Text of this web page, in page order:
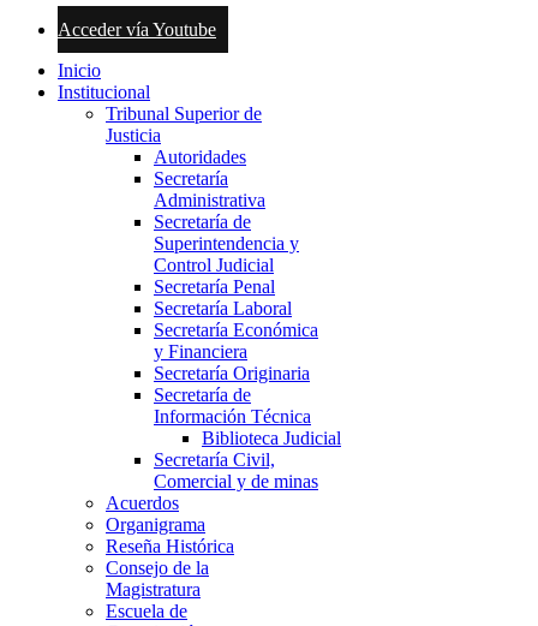
Acceder vía Youtube
Inicio
Institucional
Tribunal Superior de
Justicia
Autoridades
Secretaría
Administrativa
Secretaría de
Superintendencia y
Control Judicial
Secretaría Penal
Secretaría Laboral
Secretaría Económica
y Financiera
Secretaría Originaria
Secretaría de
Información Técnica
Biblioteca Judicial
Secretaría Civil,
Comercial y de minas
Acuerdos
Organigrama
Reseña Histórica
Consejo de la
Magistratura
Escuela de